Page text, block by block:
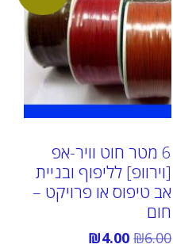
6 מטר חוט וויר-אפ
[וירוופ] לליפוף ובניית
אב טיפוס או פרויקט –
חום
₪6.00 המחיר
₪4.00 המחיר